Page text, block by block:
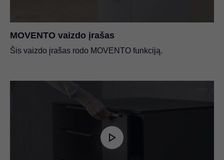
MOVENTO vaizdo įrašas
Šis vaizdo įrašas rodo MOVENTO funkciją.